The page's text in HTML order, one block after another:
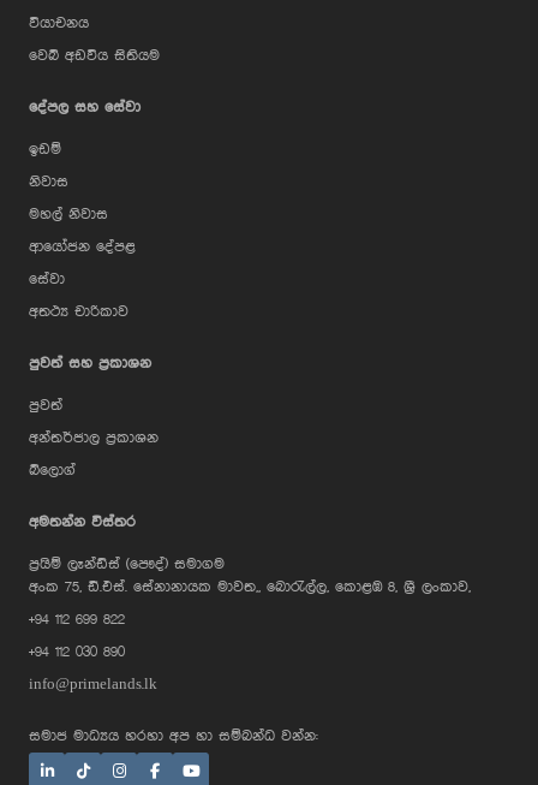
වියාචනය
වෙබ් අඩවිය සිතියම
දේපල සහ සේවා
ඉඩම්
නිවාස
මහල් නිවාස
ආයෝජන දේපළ
සේවා
අතථ්‍ය චාරිකාව
පුවත් සහ ප්‍රකාශන
පුවත්
අන්තර්ජාල ප්‍රකාශන
බ්ලොග්
අමතන්න විස්තර
ප්‍රයිම් ලෑන්ඩ්ස් (පෞද්) සමාගම
අංක 75, ඩී.එස්. සේනානායක මාවත,, බොරැල්ල, කොළඹ 8, ශ්‍රී ලංකාව,
+94 112 699 822
+94 112 030 890
info@primelands.lk
සමාජ මාධ්‍යය හරහා අප හා සම්බන්ධ වන්න:
Hi, I'm Prime Bee, Your AI